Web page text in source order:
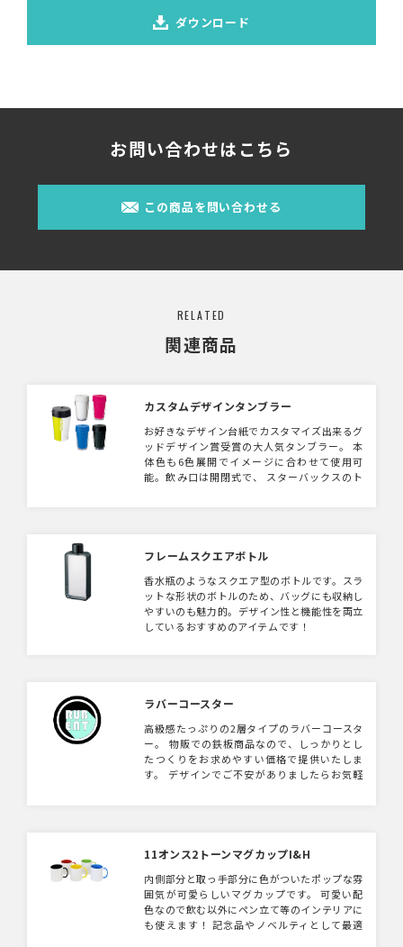
ダウンロード
お問い合わせはこちら
この商品を問い合わせる
RELATED
関連商品
カスタムデザインタンブラー
お好きなデザイン台紙でカスタマイズ出来るグ
ッドデザイン賞受賞の大人気タンブラー。 本
体色も6色展開でイメージに合わせて使用可
能。飲み口は開閉式で、 スターバックスのト
フレームスクエアボトル
香水瓶のようなスクエア型のボトルです。スラ
ットな形状のボトルのため、バッグにも収納し
やすいのも魅力的。デザイン性と機能性を両立
しているおすすめのアイテムです！
ラバーコースター
高級感たっぷりの2層タイプのラバーコースタ
ー。 物販での鉄板商品なので、しっかりとし
たつくりをお求めやすい価格で提供いたしま
す。 デザインでご不安がありましたらお気軽
11オンス2トーンマグカップI&H
内側部分と取っ手部分に色がついたポップな雰
囲気が可愛らしいマグカップです。 可愛い配
色なので飲む以外にペン立て等のインテリアに
も使えます！ 記念品やノベルティとして最適